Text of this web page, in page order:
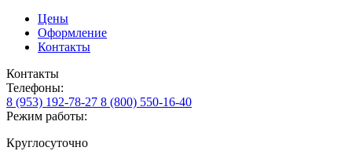
Цены
Оформление
Контакты
Контакты
Телефоны:
8 (953) 192-78-27 8 (800) 550-16-40
Режим работы:
Круглосуточно